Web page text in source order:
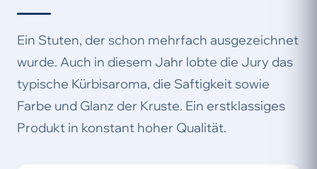
Ein Stuten, der schon mehrfach ausgezeichnet
wurde. Auch in diesem Jahr lobte die Jury das
typische Kürbisaroma, die Saftigkeit sowie
Farbe und Glanz der Kruste. Ein erstklassiges
Produkt in konstant hoher Qualität.